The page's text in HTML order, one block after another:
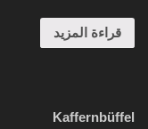
قراءة المزيد
Kaffernbüffel